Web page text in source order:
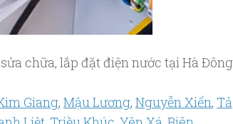
chữa, lắp đặt điện nước tại Hà Đông
Giang, Mậu Lương, Nguyễn Xiển, Tả